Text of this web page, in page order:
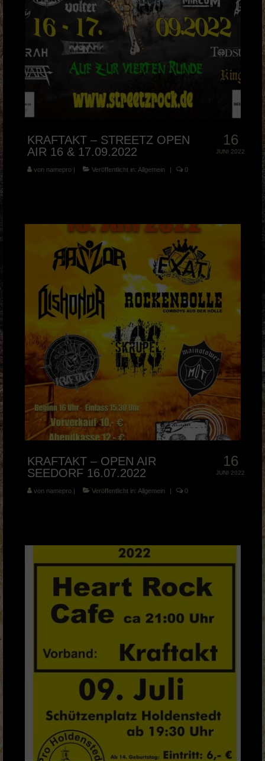
16
JUNI 2022
KRAFTAKT – STREETZ OPEN
AIR 16 & 17.09.2022
von namepro | Veröffentlicht in: Allgemein | 0
16
JUNI 2022
KRAFTAKT – OPEN AIR
SEEDORF 16.07.2022
von namepro | Veröffentlicht in: Allgemein | 0